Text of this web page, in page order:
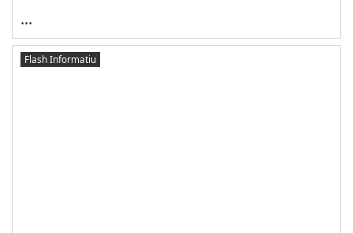
...
Flash Informatiu